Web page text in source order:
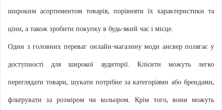
широким асортиментом товарів, порівняти їх характеристики та
ціни, а також зробити покупку в будь-який час і місце.
Один з головних переваг онлайн-магазину моди ансвер полягає у
доступності для широкої аудиторії. Клієнти можуть легко
переглядати товари, шукати потрібне за категоріями або брендами,
фльтрувати за розміром чи кольором. Крім того, вони можуть